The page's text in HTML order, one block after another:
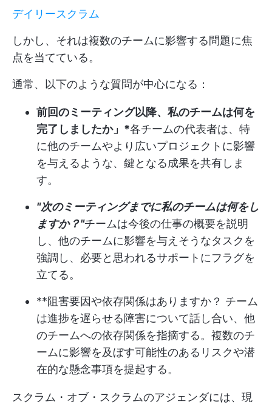
デイリースクラム
しかし、それは複数のチームに影響する問題に焦
点を当てている。
通常、以下のような質問が中心になる：
前回のミーティング以降、私のチームは何を
完了しましたか」*各チームの代表者は、特
に他のチームやより広いプロジェクトに影響
を与えるような、鍵となる成果を共有しま
す。
"次のミーティングまでに私のチームは何をし
ますか？"チームは今後の仕事の概要を説明
し、他のチームに影響を与えそうなタスクを
強調し、必要と思われるサポートにフラグを
立てる。
**阻害要因や依存関係はありますか？ チーム
は進捗を遅らせる障害について話し合い、他
のチームへの依存関係を指摘する。複数のチ
ームに影響を及ぼす可能性のあるリスクや潜
在的な懸念事項を提起する。
スクラム・オブ・スクラムのアジェンダには、現